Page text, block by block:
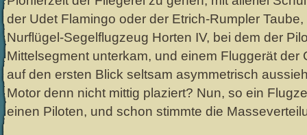
der Udet Flamingo oder der Etrich-Rumpler
Nurflügel-Segelflugzeug Horten IV, bei dem der
Mittelsegment unterkam, und einem Fluggerät der
auf den ersten Blick seltsam asymmetrisch
Motor denn nicht mittig plaziert? Nun, so ein
einen Piloten, und schon stimmte die